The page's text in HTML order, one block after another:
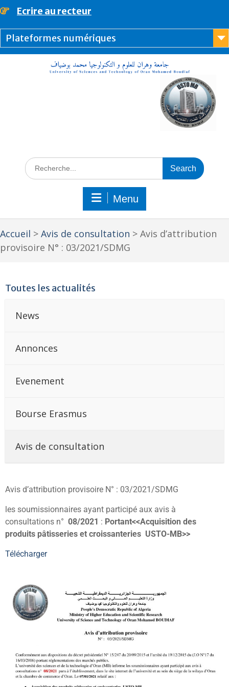
principal
Ecrire au recteur
Plateformes numériques
Menu
Accueil > Avis de consultation > Avis d’attribution
provisoire N° : 03/2021/SDMG
Toutes les actualités
News
Annonces
Evenement
Bourse Erasmus
Avis de consultation
Avis d’attribution provisoire N° : 03/2021/SDMG
les soumissionnaires ayant participé aux avis à
consultations n° 08/2021 : Portant<<Acquisition des
produits pâtisseries et croissanteries USTO-MB>>
Télécharger